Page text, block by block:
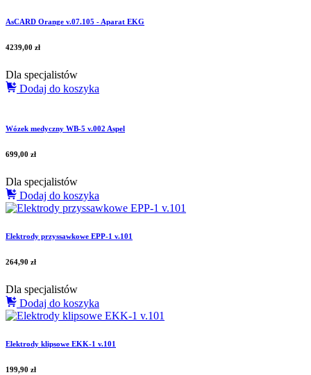
AsCARD Orange v.07.105 - Aparat EKG
4239,00 zł
Dla specjalistów
Dodaj do koszyka
Wózek medyczny WB-5 v.002 Aspel
699,00 zł
Dla specjalistów
Dodaj do koszyka
Elektrody przyssawkowe EPP-1 v.101
264,90 zł
Dla specjalistów
Dodaj do koszyka
Elektrody klipsowe EKK-1 v.101
199,90 zł